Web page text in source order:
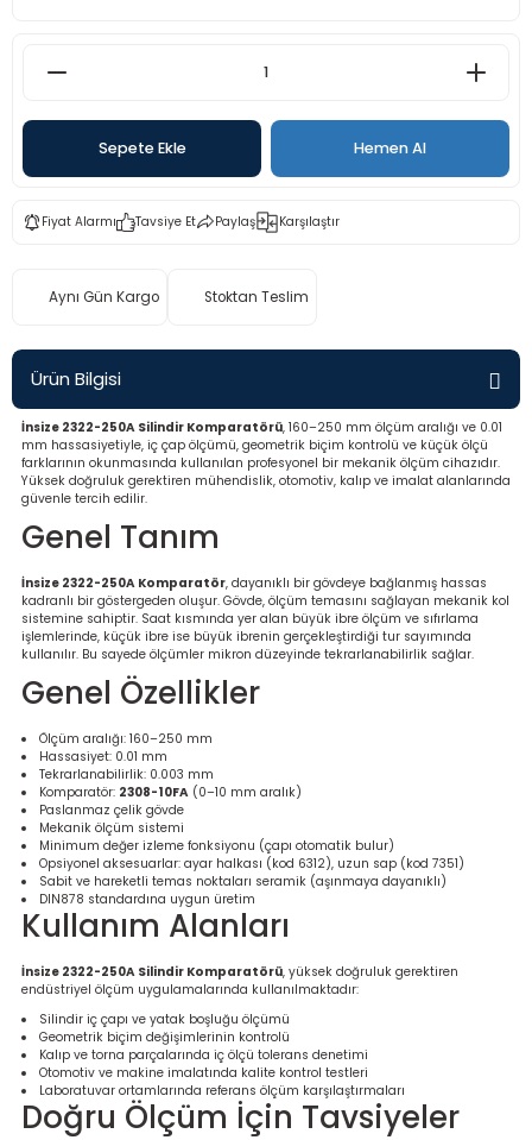
Cihazı
Cihazı
Ölçerler
Sepete Ekle Hemen Al
Fiyat Alarmı Tavsiye Et Paylaş Karşılaştır
Aynı Gün Kargo Stoktan Teslim
Ürün Bilgisi
İnsize 2322-250A Silindir Komparatörü, 160–250 mm ölçüm aralığı ve 0.01
mm hassasiyetiyle, iç çap ölçümü, geometrik biçim kontrolü ve küçük ölçü
farklarının okunmasında kullanılan profesyonel bir mekanik ölçüm cihazıdır.
Yüksek doğruluk gerektiren mühendislik, otomotiv, kalıp ve imalat alanlarında
güvenle tercih edilir.
Genel Tanım
İnsize 2322-250A Komparatör, dayanıklı bir gövdeye bağlanmış hassas
kadranlı bir göstergeden oluşur. Gövde, ölçüm temasını sağlayan mekanik kol
sistemine sahiptir. Saat kısmında yer alan büyük ibre ölçüm ve sıfırlama
işlemlerinde, küçük ibre ise büyük ibrenin gerçekleştirdiği tur sayımında
kullanılır. Bu sayede ölçümler mikron düzeyinde tekrarlanabilirlik sağlar.
Genel Özellikler
Ölçüm aralığı: 160–250 mm
Hassasiyet: 0.01 mm
Tekrarlanabilirlik: 0.003 mm
Komparatör: 2308-10FA (0–10 mm aralık)
Paslanmaz çelik gövde
Mekanik ölçüm sistemi
Minimum değer izleme fonksiyonu (çapı otomatik bulur)
Opsiyonel aksesuarlar: ayar halkası (kod 6312), uzun sap (kod 7351)
Sabit ve hareketli temas noktaları seramik (aşınmaya dayanıklı)
DIN878 standardına uygun üretim
Kullanım Alanları
İnsize 2322-250A Silindir Komparatörü, yüksek doğruluk gerektiren
endüstriyel ölçüm uygulamalarında kullanılmaktadır:
Silindir iç çapı ve yatak boşluğu ölçümü
Geometrik biçim değişimlerinin kontrolü
Kalıp ve torna parçalarında iç ölçü tolerans denetimi
Otomotiv ve makine imalatında kalite kontrol testleri
Laboratuvar ortamlarında referans ölçüm karşılaştırmaları
Doğru Ölçüm İçin Tavsiyeler